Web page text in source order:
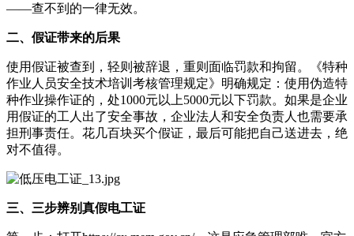
——查不到的一律无效。
二、假证带来的后果
使用假证被查到，轻则被辞退，重则面临罚款和拘留。《特种
作业人员安全技术培训考核管理规定》明确规定：使用伪造特
种作业操作证的，处1000元以上5000元以下罚款。如果是企业
用假证的工人出了安全事故，企业法人和安全负责人也需要承
担刑事责任。花几百块买个假证，最后可能把自己送进去，绝
对不值得。
三、三步辨别真假电工证